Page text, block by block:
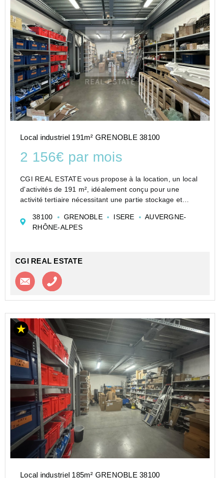
Local industriel 191m² GRENOBLE 38100
2 156€ par mois
CGI REAL ESTATE vous propose à la location, un local
d'activités de 191 m², idéalement conçu pour une
activité tertiaire nécessitant une partie stockage et
atelier avec porte sectionnelle, un accueil et l...
38100 GRENOBLE ISERE
AUVERGNE-
RHÔNE-ALPES
CGI REAL ESTATE
Contacter l'agence
Local industriel 185m² GRENOBLE 38100